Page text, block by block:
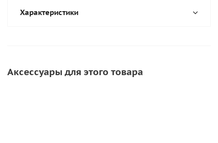
Характеристики
Аксессуары для этого товара